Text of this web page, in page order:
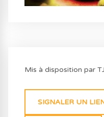
Mis à disposition par
SIGNALER UN